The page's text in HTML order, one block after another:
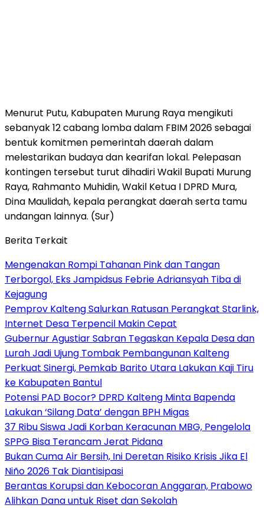
Menurut Putu, Kabupaten Murung Raya mengikuti
sebanyak 12 cabang lomba dalam FBIM 2026 sebagai
bentuk komitmen pemerintah daerah dalam
melestarikan budaya dan kearifan lokal. Pelepasan
kontingen tersebut turut dihadiri Wakil Bupati Murung
Raya, Rahmanto Muhidin, Wakil Ketua I DPRD Mura,
Dina Maulidah, kepala perangkat daerah serta tamu
undangan lainnya. (Sur)
Berita Terkait
Mengenakan Rompi Tahanan Pink dan Tangan
Terborgol, Eks Jampidsus Febrie Adriansyah Tiba di
Kejagung
Pemprov Kalteng Salurkan Ratusan Perangkat Starlink,
Internet Desa Terpencil Makin Cepat
Gubernur Agustiar Sabran Tegaskan Kepala Desa dan
Lurah Jadi Ujung Tombak Pembangunan Kalteng
Perkuat Sinergi, Pemkab Barito Utara Lakukan Kaji Tiru
ke Kabupaten Bantul
Potensi PAD Bocor? DPRD Kalteng Minta Bapenda
Lakukan ‘Silang Data’ dengan BPH Migas
37 Ribu Siswa Jadi Korban Keracunan MBG, Pengelola
SPPG Bisa Terancam Jerat Pidana
Bukan Cuma Air Bersih, Ini Deretan Risiko Krisis Jika El
Niño 2026 Tak Diantisipasi
Berantas Korupsi dan Kebocoran Anggaran, Prabowo
Alihkan Dana untuk Riset dan Sekolah